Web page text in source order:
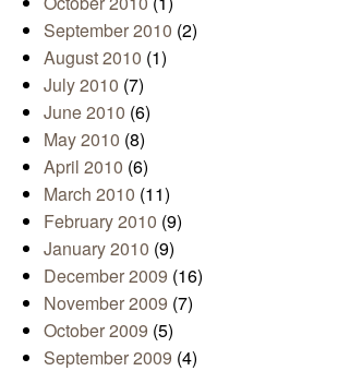
September 2010 (2)
August 2010 (1)
July 2010 (7)
June 2010 (6)
May 2010 (8)
April 2010 (6)
March 2010 (11)
February 2010 (9)
January 2010 (9)
December 2009 (16)
November 2009 (7)
October 2009 (5)
September 2009 (4)